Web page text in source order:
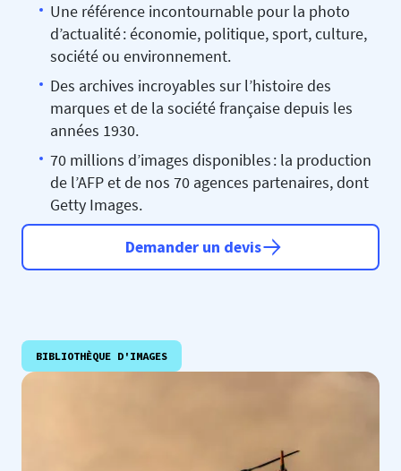
Une référence incontournable pour la photo
d’actualité : économie, politique, sport, culture,
société ou environnement.
Des archives incroyables sur l’histoire des
marques et de la société française depuis les
années 1930.
70 millions d’images disponibles : la production
de l’AFP et de nos 70 agences partenaires, dont
Getty Images.
Demander un devis
BIBLIOTHÈQUE D'IMAGES